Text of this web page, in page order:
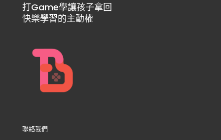
打Game學讓孩子拿回
快樂學習的主動權
聯絡我們